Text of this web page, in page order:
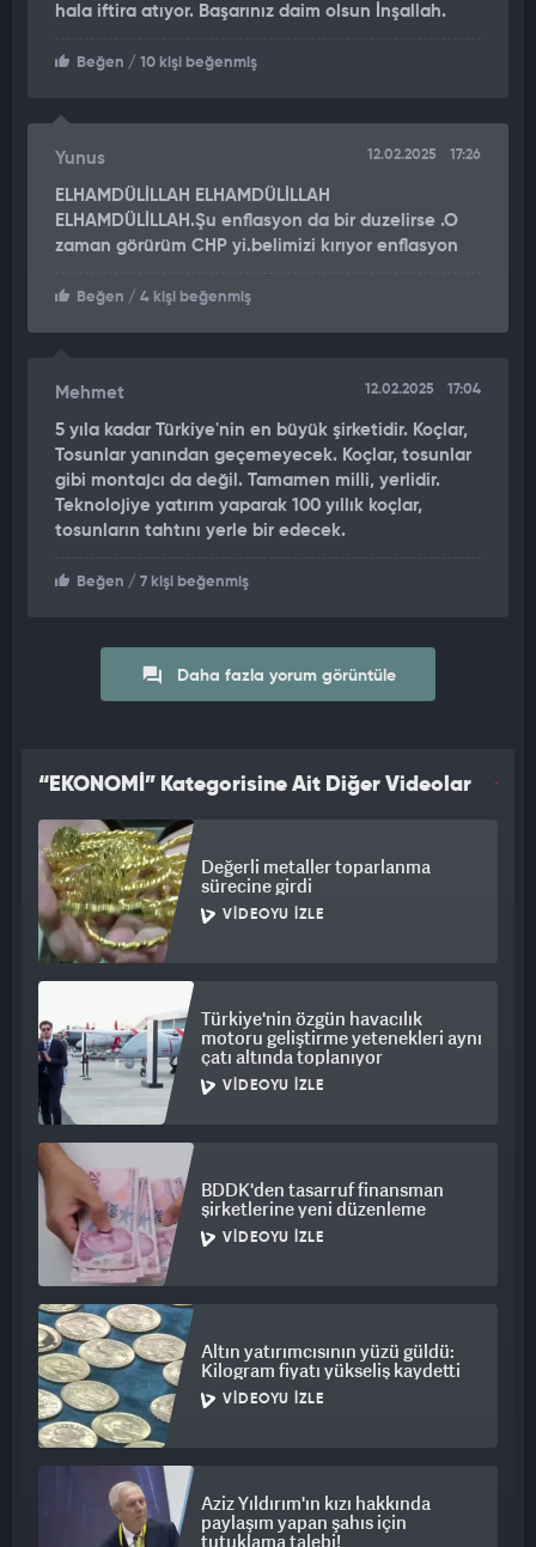
hala iftira atıyor. Başarınız daim olsun İnşallah.
Beğen / 10 kişi beğenmiş
Yunus 12.02.2025 17:26
ELHAMDÜLİLLAH ELHAMDÜLİLLAH
ELHAMDÜLİLLAH.Şu enflasyon da bir duzelirse .O
zaman görürüm CHP yi.belimizi kırıyor enflasyon
Beğen / 4 kişi beğenmiş
Mehmet 12.02.2025 17:04
5 yıla kadar Türkiye'nin en büyük şirketidir. Koçlar,
Tosunlar yanından geçemeyecek. Koçlar, tosunlar
gibi montajcı da değil. Tamamen milli, yerlidir.
Teknolojiye yatırım yaparak 100 yıllık koçlar,
tosunların tahtını yerle bir edecek.
Beğen / 7 kişi beğenmiş
Daha fazla yorum görüntüle
“EKONOMİ” Kategorisine Ait Diğer Videolar
Değerli metaller toparlanma
sürecine girdi
VIDEOYU İZLE
Türkiye'nin özgün havacılık
motoru geliştirme yetenekleri aynı
çatı altında toplanıyor
VIDEOYU İZLE
BDDK'den tasarruf finansman
şirketlerine yeni düzenleme
VIDEOYU İZLE
Altın yatırımcısının yüzü güldü:
Kilogram fiyatı yükseliş kaydetti
VIDEOYU İZLE
Aziz Yıldırım'ın kızı hakkında
paylaşım yapan şahıs için
tutuklama talebi!